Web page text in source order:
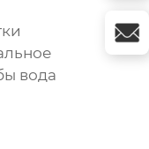
вода